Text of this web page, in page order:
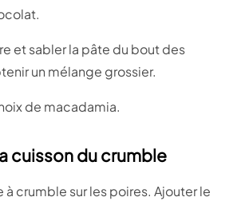
et sabler la pâte du bout des
un mélange grossier.
de macadamia.
cuisson du crumble
à crumble sur les poires. Ajouter le